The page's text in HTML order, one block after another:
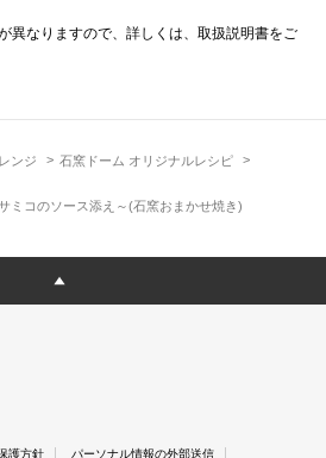
ンジ
石窯ドーム オリジナルレシピ
ミコのソース添え～(石窯おまかせ焼き)
異なりますので、詳しくは、取扱説明書をご
護方針 パーソナル情報の外部送信